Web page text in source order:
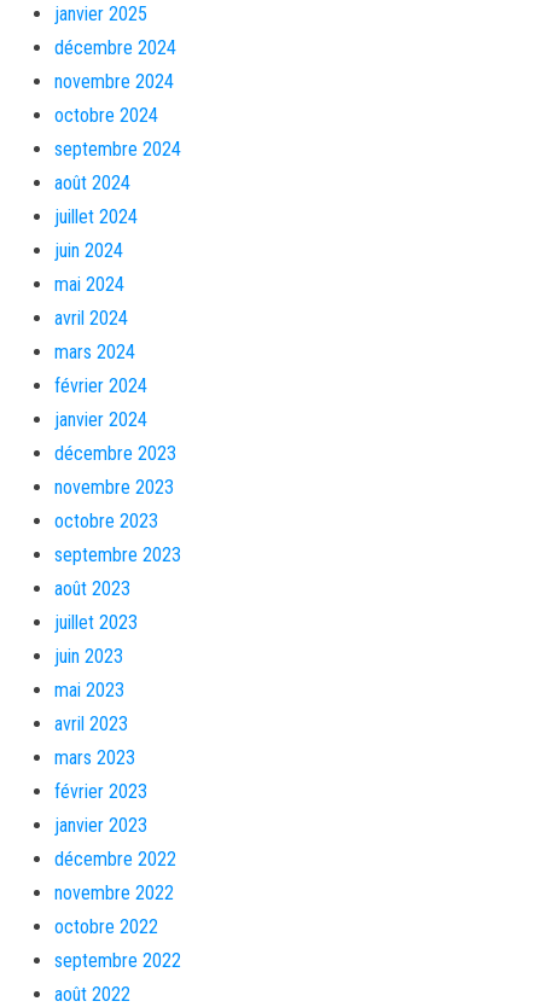
janvier 2025
décembre 2024
novembre 2024
octobre 2024
septembre 2024
août 2024
juillet 2024
juin 2024
mai 2024
avril 2024
mars 2024
février 2024
janvier 2024
décembre 2023
novembre 2023
octobre 2023
septembre 2023
août 2023
juillet 2023
juin 2023
mai 2023
avril 2023
mars 2023
février 2023
janvier 2023
décembre 2022
novembre 2022
octobre 2022
septembre 2022
août 2022